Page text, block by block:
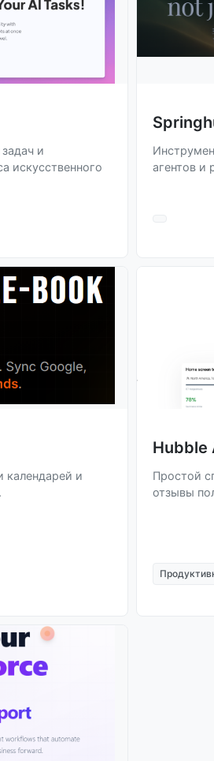
и
искусственного
агентов и
календарей и
Hubble
Простой
отзывы